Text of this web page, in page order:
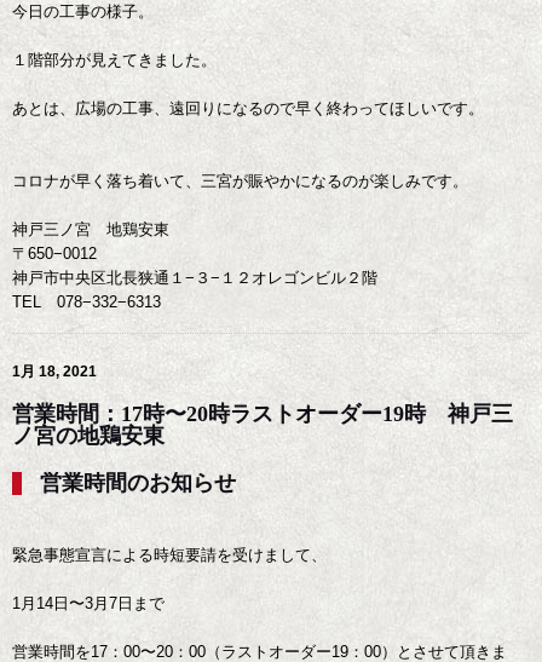
今日の工事の様子。
１階部分が見えてきました。
あとは、広場の工事、遠回りになるので早く終わってほしいです。
コロナが早く落ち着いて、三宮が賑やかになるのが楽しみです。
神戸三ノ宮 地鶏安東
〒650−0012
神戸市中央区北長狭通１−３−１２オレゴンビル２階
TEL 078−332−6313
1月 18, 2021
営業時間：17時〜20時ラストオーダー19時 神戸三
ノ宮の地鶏安東
営業時間のお知らせ
緊急事態宣言による時短要請を受けまして、
1月14日〜3月7日まで
営業時間を17：00〜20：00（ラストオーダー19：00）とさせて頂きま